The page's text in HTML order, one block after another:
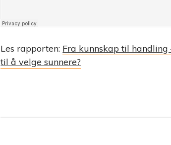
Les rapporten: Fra kunnskap til
til å velge sunnere?